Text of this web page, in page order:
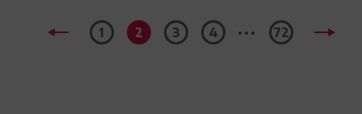
1 2 3 4 ... 72